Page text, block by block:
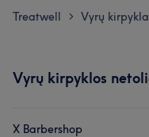
Treatwell > Vyrų kirpykla
Vyrų kirpyklos
X Barbershop